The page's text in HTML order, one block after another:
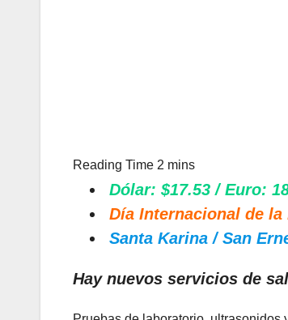
Dólar: $17.53 / Euro:
Día Internacional de la
Santa Karina / San
Hay nuevos servicios de